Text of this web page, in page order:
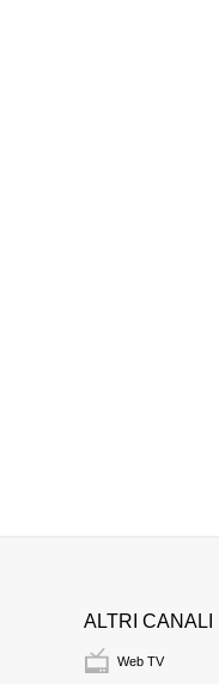
ALTRI CANALI
Web TV